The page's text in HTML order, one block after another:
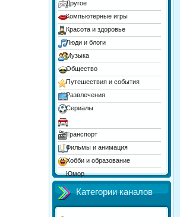
Другое
Компьютерные игры
Красота и здоровье
Люди и блоги
Музыка
Общество
Путешествия и события
Развлечения
Сериалы
Спорт
Транспорт
Фильмы и анимация
Хобби и образование
Юмор
Категории каналов